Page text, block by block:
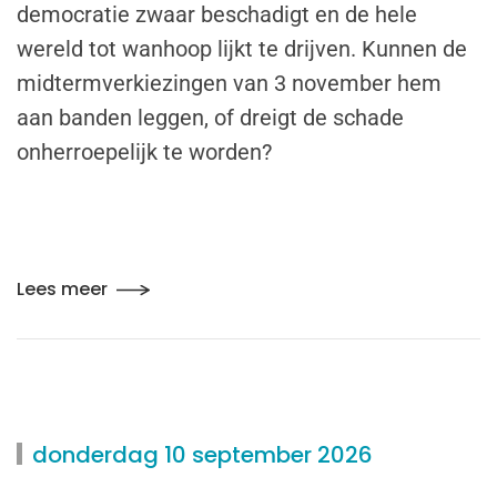
democratie zwaar beschadigt en de hele
wereld tot wanhoop lijkt te drijven. Kunnen de
midtermverkiezingen van 3 november hem
aan banden leggen, of dreigt de schade
onherroepelijk te worden?
Lees meer
donderdag 10 september 2026